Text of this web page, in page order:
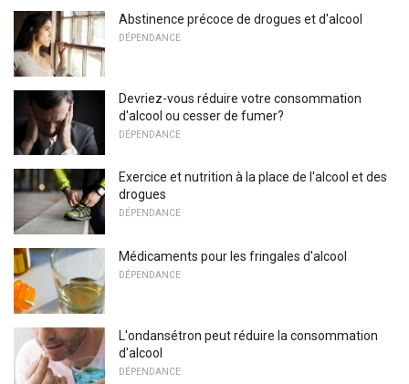
Abstinence précoce de drogues et d'alcool
DÉPENDANCE
Devriez-vous réduire votre consommation
d'alcool ou cesser de fumer?
DÉPENDANCE
Exercice et nutrition à la place de l'alcool et des
drogues
DÉPENDANCE
Médicaments pour les fringales d'alcool
DÉPENDANCE
L'ondansétron peut réduire la consommation
d'alcool
DÉPENDANCE